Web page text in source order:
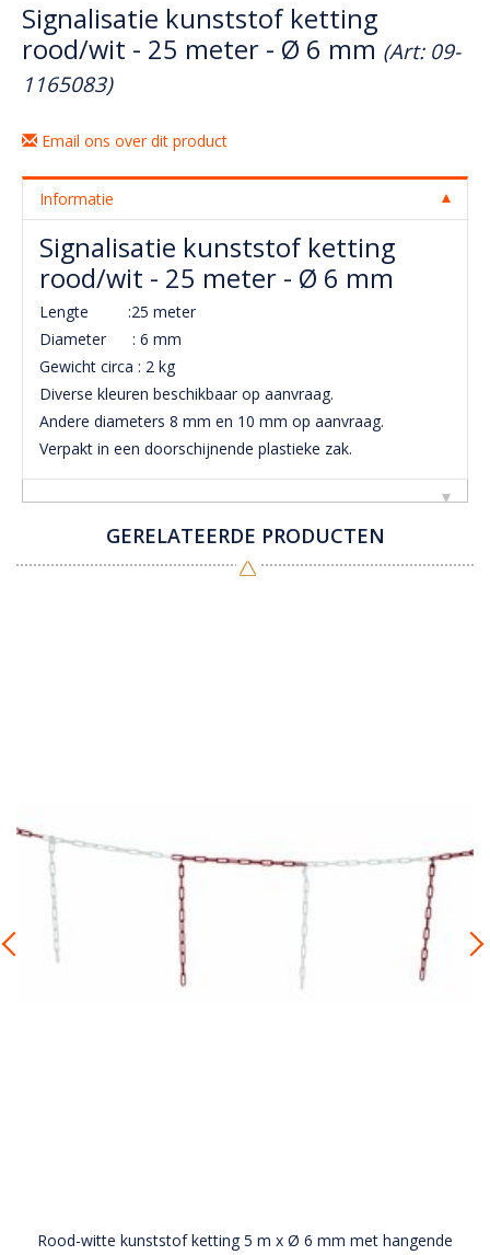
Signalisatie kunststof ketting
rood/wit - 25 meter - Ø 6 mm (Art: 09-
1165083)
Email ons over dit product
Informatie
Signalisatie kunststof ketting
rood/wit - 25 meter - Ø 6 mm
Lengte :25 meter
Diameter : 6 mm
Gewicht circa : 2 kg
Diverse kleuren beschikbaar op aanvraag.
Andere diameters 8 mm en 10 mm op aanvraag.
Verpakt in een doorschijnende plastieke zak.
GERELATEERDE PRODUCTEN
Rood-witte kunststof ketting 5 m x Ø 6 mm met hangende